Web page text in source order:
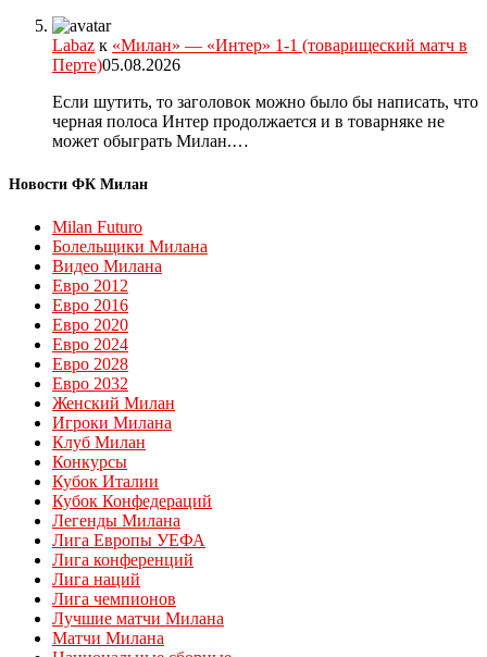
Labaz к «Милан» — «Интер» 1-1 (товарищеский матч в
Перте)05.08.2026
Если шутить, то заголовок можно было бы написать, что
черная полоса Интер продолжается и в товарняке не
может обыграть Милан.…
Новости ФК Милан
Milan Futuro
Болельщики Милана
Видео Милана
Евро 2012
Евро 2016
Евро 2020
Евро 2024
Евро 2028
Евро 2032
Женский Милан
Игроки Милана
Клуб Милан
Конкурсы
Кубок Италии
Кубок Конфедераций
Легенды Милана
Лига Европы УЕФА
Лига конференций
Лига наций
Лига чемпионов
Лучшие матчи Милана
Матчи Милана